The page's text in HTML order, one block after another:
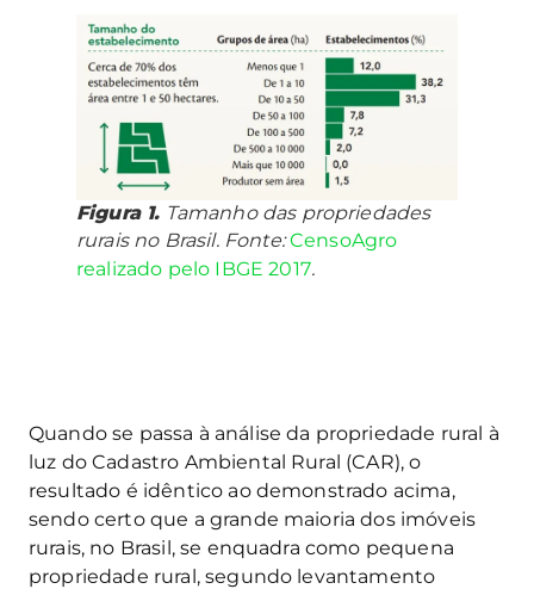
Figura 1. Tamanho das propriedades
rurais no Brasil. Fonte:CensoAgro
realizado pelo IBGE 2017.
Quando se passa à análise da propriedade rural à
luz do Cadastro Ambiental Rural (CAR), o
resultado é idêntico ao demonstrado acima,
sendo certo que a grande maioria dos imóveis
rurais, no Brasil, se enquadra como pequena
propriedade rural, segundo levantamento